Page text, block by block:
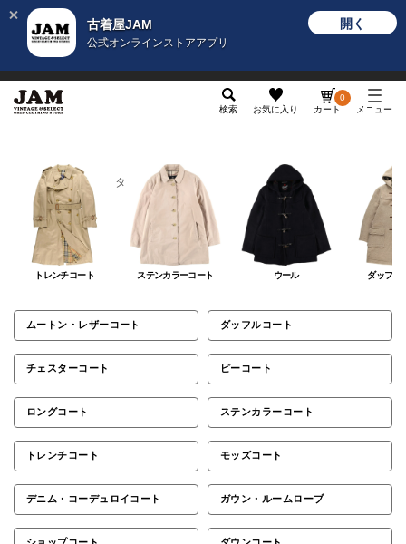
古着屋JAM
公式オンラインストアアプリ
開く
検索 お気に入り カート
0
メニュー
メンズ アウター コート
コート
トレンチコート ステンカラーコート ウール ダッフル
ムートン・レザーコート ダッフルコート
チェスターコート ピーコート
ロングコート ステンカラーコート
トレンチコート モッズコート
デニム・コーデュロイコート ガウン・ルームローブ